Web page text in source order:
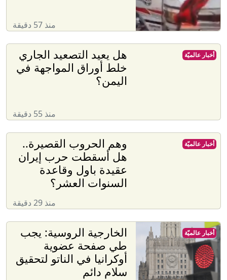
منذ 57 دقيقة
هل يعيد التصعيد الجاري
خلط أوراق المواجهة في
اليمن؟
منذ 55 دقيقة
أخبار عالميّة
وهم الحروب القصيرة..
هل أسقطت حرب إيران
عقيدة باول وقاعدة
السنوات العشر؟
منذ 29 دقيقة
أخبار عالميّة
الخارجية الروسية: يجب
طي صفحة عضوية
أوكرانيا في الناتو لتحقيق
سلام دائم
أخبار عالميّة